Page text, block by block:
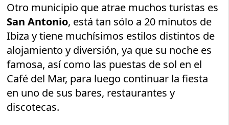
Otro municipio que atrae muchos turistas es
San Antonio, está tan sólo a 20 minutos de
Ibiza y tiene muchísimos estilos distintos de
alojamiento y diversión, ya que su noche es
famosa, así como las puestas de sol en el
Café del Mar, para luego continuar la fiesta
en uno de sus bares, restaurantes y
discotecas.